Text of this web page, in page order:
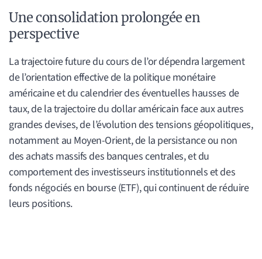
Une consolidation prolongée en
perspective
La trajectoire future du cours de l’or dépendra largement
de l’orientation effective de la politique monétaire
américaine et du calendrier des éventuelles hausses de
taux, de la trajectoire du dollar américain face aux autres
grandes devises, de l’évolution des tensions géopolitiques,
notamment au Moyen-Orient, de la persistance ou non
des achats massifs des banques centrales, et du
comportement des investisseurs institutionnels et des
fonds négociés en bourse (ETF), qui continuent de réduire
leurs positions.